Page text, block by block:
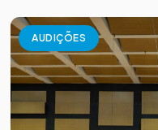
AUDIÇÕES